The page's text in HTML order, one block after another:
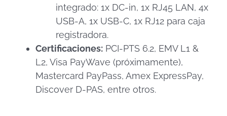
integrado: 1x DC-in, 1x RJ45 LAN, 4x
USB-A, 1x USB-C, 1x RJ12 para caja
registradora.
Certificaciones: PCI-PTS 6.2, EMV L1 &
L2, Visa PayWave (próximamente),
Mastercard PayPass, Amex ExpressPay,
Discover D-PAS, entre otros.